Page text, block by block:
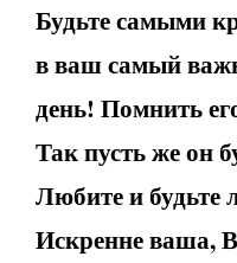
Будьте самыми
в ваш самый
день! Помнить
Так пусть же он
Любите и
Искренне ваша,